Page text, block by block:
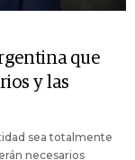
que
y las
sea totalmente
necesarios